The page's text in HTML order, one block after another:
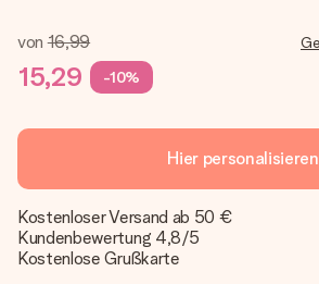
von 16,99
15,29 -10%
Hier personalisieren
Kostenloser Versand ab 50 €
Kundenbewertung 4,8/5
Kostenlose Grußkarte